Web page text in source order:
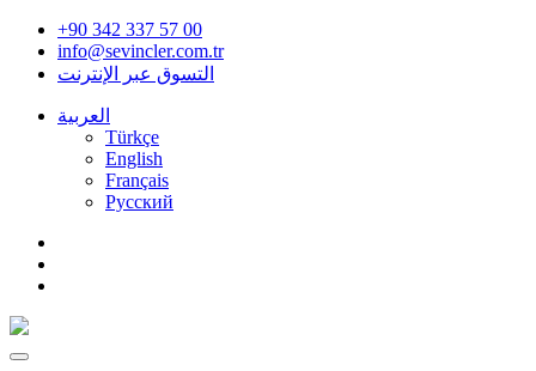
+90 342 337 57 00
info@sevincler.com.tr
التسوق عبر الإنترنت
العربية
Türkçe
English
Français
Pусский